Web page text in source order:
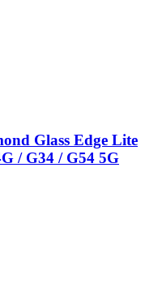
Glass Edge Lite
/ G34 / G54 5G